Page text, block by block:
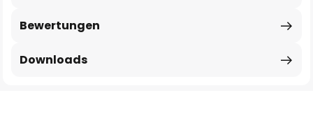
Bewertungen
Downloads